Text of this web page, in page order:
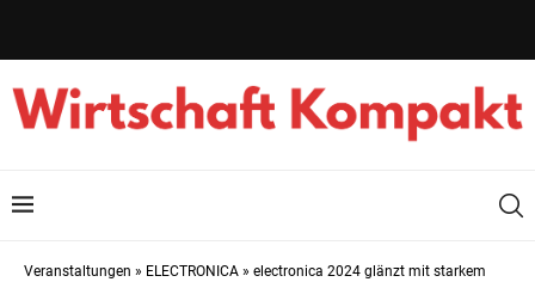
Veranstaltungen » ELECTRONICA » electronica 2024 glänzt mit starkem